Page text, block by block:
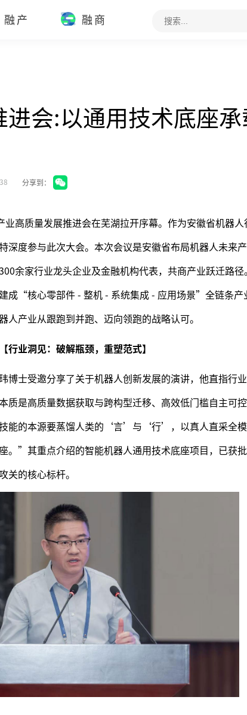
融产 融商
会:以通用技术底座
分享到：
高质量发展推进会在芜湖拉开序幕。作为安徽省机器
深度参与此次大会。本次会议是安徽省布局机器人未来
余家行业龙头企业及金融机构代表，共商产业跃迁路
成“核心零部件 - 整机 - 系统集成 - 应用场景”全链条产
产业从跟跑到并跑、迈向领跑的战略认可。
【行业洞见：破解瓶颈，重塑范式】
博士受邀分享了关于机器人创新发展的演讲，他直指行业
是高质量数据获取与跨构型迁移、高效低门槛自主可
能的本源要蒸馏人类的‘言’与‘行’，以真人直采全
”其重点介绍的智能机器人通用技术底座项目，已获
关的核心标杆。